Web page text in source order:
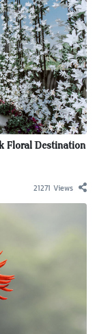
Floral Destination
21271 Views